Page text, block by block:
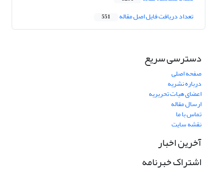
تعداد دریافت فایل اصل مقاله 551
دسترسی سریع
صفحه اصلی
درباره نشریه
اعضای هیات تحریریه
ارسال مقاله
تماس با ما
نقشه سایت
آخرین اخبار
اشتراک خبرنامه